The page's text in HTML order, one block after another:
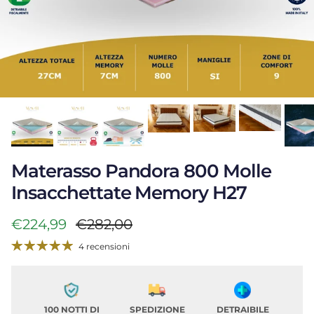
Materasso Pandora 800 Molle
Insacchettate Memory H27
Prezzo di vendita
€224,99 Prezzo normale
€282,00
4 recensioni
100 NOTTI DI
SPEDIZIONE
DETRAIBILE